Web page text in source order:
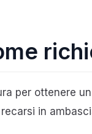
per ottenere
in